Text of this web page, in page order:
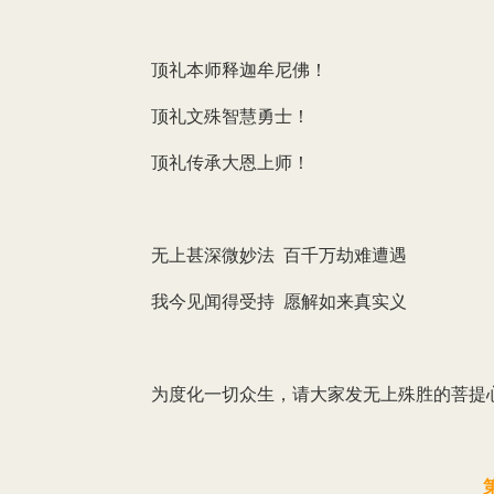
顶礼本师释迦牟尼佛！
顶礼文殊智慧勇士！
顶礼传承大恩上师！
无上甚深微妙法 百千万劫难遭遇
我今见闻得受持 愿解如来真实义
为度化一切众生，请大家发无上殊胜的菩提